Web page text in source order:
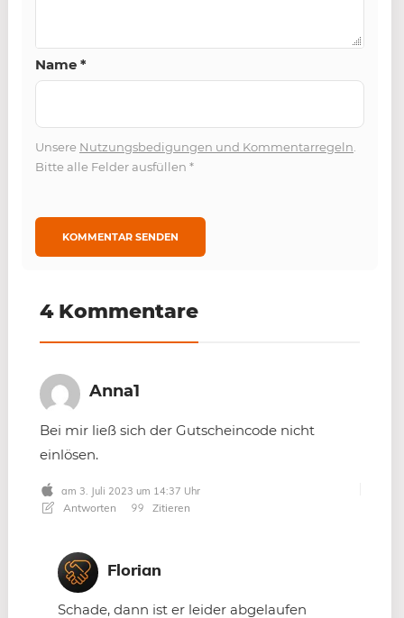
Name *
Unsere Nutzungsbedigungen und Kommentarregeln
Bitte alle Felder ausfüllen *
4 Kommentare
Anna1
Bei mir ließ sich der Gutscheincode nicht
einlösen.
am 3. Juli 2023 um 14:37 Uhr
Antworten Zitieren
Florian
Schade, dann ist er leider abgelaufen